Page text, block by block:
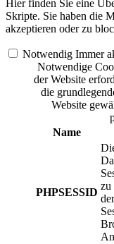
Hier finden Sie eine
Skripte. Sie haben die
akzeptieren oder zu
Notwendig Immer
Notwendige
der Website
die
Website
Name
PHPSESSID
zu